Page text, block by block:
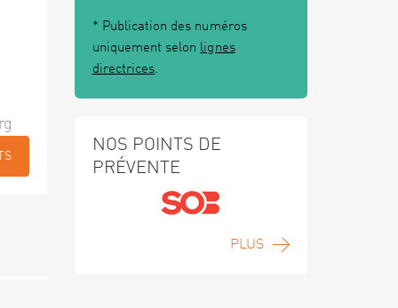
* Publication des numéros
uniquement selon lignes
directrices.
NOS POINTS DE
PRÉVENTE
PLUS